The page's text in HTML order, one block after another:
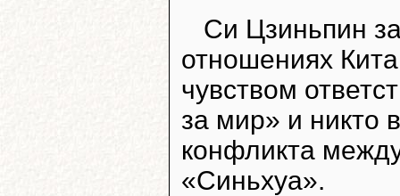
Си Цзиньпин
отношениях
чувством
за мир» и никто
конфликта
«Синьхуа».